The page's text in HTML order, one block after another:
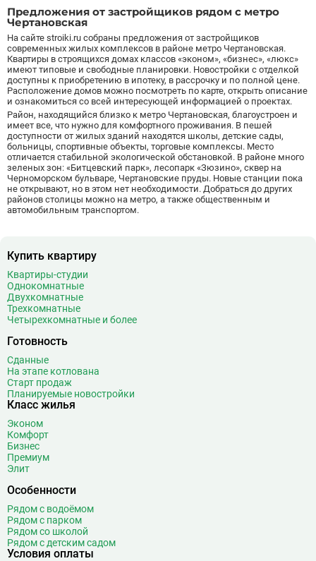
Братиславская
Бульвар Адмирала Ушакова
Бульвар Дмитрия Донского 20
Бульвар Рокоссовского 22
Бунинская аллея 15
Бутырская
В Вавиловская
Варшавская
ВДНХ
Верхние Лихоборы 18
Владыкино
Водный стадион
Волоколамская
Волхонка
Воробьёвы горы
Выставочный центр
Выхино
Г Генерала Тюленева
Д
Добрынинская
Домодедовская
Дорогомиловская
Предложения от застройщиков рядом с метро
Чертановская
На сайте stroiki.ru собраны предложения от застройщиков
современных жилых комплексов в районе метро Чертановская.
Квартиры в строящихся домах классов «эконом», «бизнес», «люкс»
имеют типовые и свободные планировки. Новостройки с отделкой
доступны к приобретению в ипотеку, в рассрочку и по полной цене.
Расположение домов можно посмотреть по карте, открыть описание
и ознакомиться со всей интересующей информацией о проектах.
Район, находящийся близко к метро Чертановская, благоустроен и
имеет все, что нужно для комфортного проживания. В пешей
доступности от жилых зданий находятся школы, детские сады,
больницы, спортивные объекты, торговые комплексы. Место
отличается стабильной экологической обстановкой. В районе много
зеленых зон: «Битцевский парк», лесопарк «Зюзино», сквер на
Черноморском бульваре, Чертановские пруды. Новые станции пока
не открывают, но в этом нет необходимости. Добраться до других
районов столицы можно на метро, а также общественным и
автомобильным транспортом.
Купить квартиру
Квартиры-студии
Однокомнатные
Двухкомнатные
Трехкомнатные
Четырехкомнатные и более
Готовность
Сданные
На этапе котлована
Старт продаж
Планируемые новостройки
Класс жилья
Эконом
Комфорт
Бизнес
Премиум
Элит
Особенности
Рядом с водоёмом
Рядом с парком
Рядом со школой
Рядом с детским садом
Условия оплаты